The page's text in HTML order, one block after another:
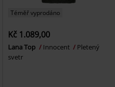
Téměř vyprodáno
Kč 1.089,00
Lana Top Innocent
Pletený
svetr